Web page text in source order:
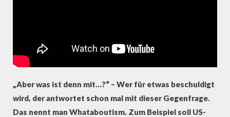
„Aber was ist denn mit…?“ – Wer für etwas beschuldigt
wird, der antwortet schon mal mit dieser Gegenfrage.
Das nennt man Whataboutism. Zum Beispiel soll US-